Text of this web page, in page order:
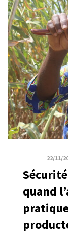
22/11/
quand